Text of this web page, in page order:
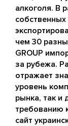
алкоголя. В
чем 30
GROUP
за рубежа.
отражает
уровень
рынка, так и
требованию
сайт